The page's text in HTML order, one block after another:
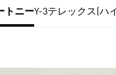
トニーY-3テレックス(ハ